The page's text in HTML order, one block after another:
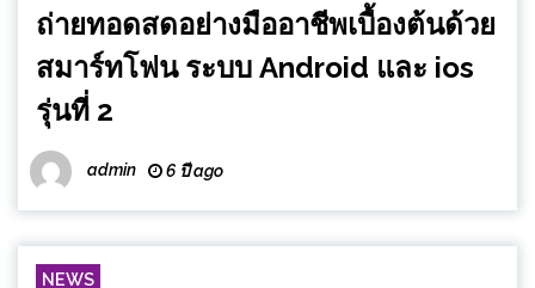
ถ่ายทอดสดอย่างมืออาชีพเบื้องต้นด้วย
สมาร์ทโฟน ระบบ Android และ ios
รุ่นที่ 2
admin 6 ปี ago
NEWS